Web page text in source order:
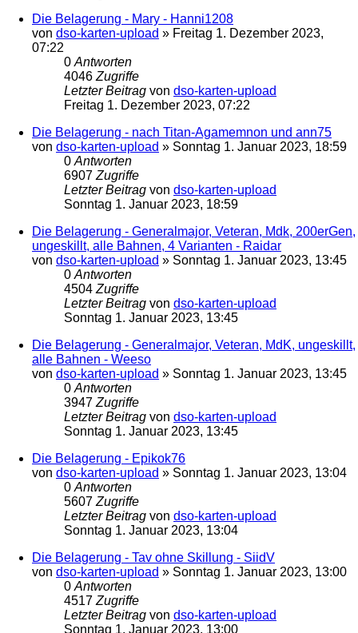
Die Belagerung - Mary - Hanni1208
von dso-karten-upload » Freitag 1. Dezember 2023,
07:22
0Antworten
4046Zugriffe
Letzter Beitrag von dso-karten-upload
Freitag 1. Dezember 2023, 07:22
Die Belagerung - nach Titan-Agamemnon und ann75
von dso-karten-upload » Sonntag 1. Januar 2023, 18:59
0Antworten
6907Zugriffe
Letzter Beitrag von dso-karten-upload
Sonntag 1. Januar 2023, 18:59
Die Belagerung - Generalmajor, Veteran, Mdk, 200erGen,
ungeskillt, alle Bahnen, 4 Varianten - Raidar
von dso-karten-upload » Sonntag 1. Januar 2023, 13:45
0Antworten
4504Zugriffe
Letzter Beitrag von dso-karten-upload
Sonntag 1. Januar 2023, 13:45
Die Belagerung - Generalmajor, Veteran, MdK, ungeskillt,
alle Bahnen - Weeso
von dso-karten-upload » Sonntag 1. Januar 2023, 13:45
0Antworten
3947Zugriffe
Letzter Beitrag von dso-karten-upload
Sonntag 1. Januar 2023, 13:45
Die Belagerung - Epikok76
von dso-karten-upload » Sonntag 1. Januar 2023, 13:04
0Antworten
5607Zugriffe
Letzter Beitrag von dso-karten-upload
Sonntag 1. Januar 2023, 13:04
Die Belagerung - Tav ohne Skillung - SiidV
von dso-karten-upload » Sonntag 1. Januar 2023, 13:00
0Antworten
4517Zugriffe
Letzter Beitrag von dso-karten-upload
Sonntag 1. Januar 2023, 13:00